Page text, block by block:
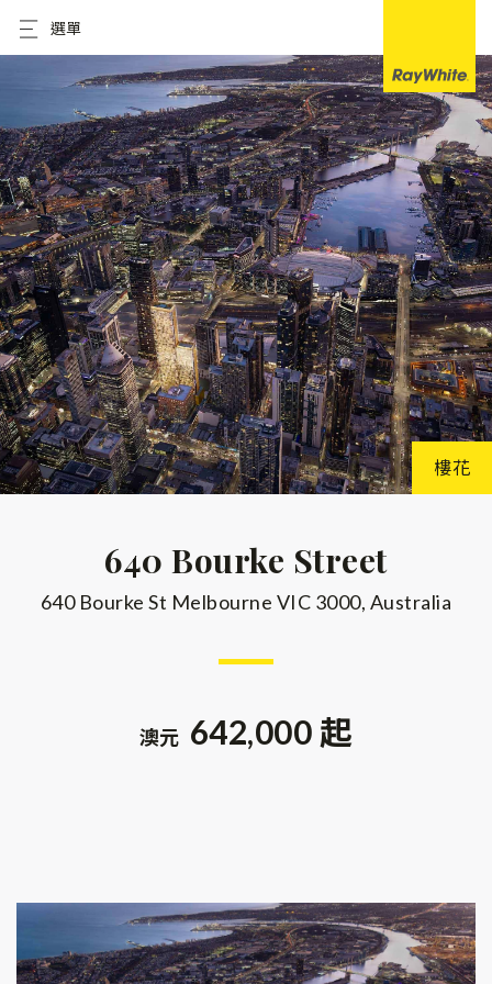
選單
樓花
640 Bourke Street
640 Bourke St Melbourne VIC 3000, Australia
澳元 642,000 起